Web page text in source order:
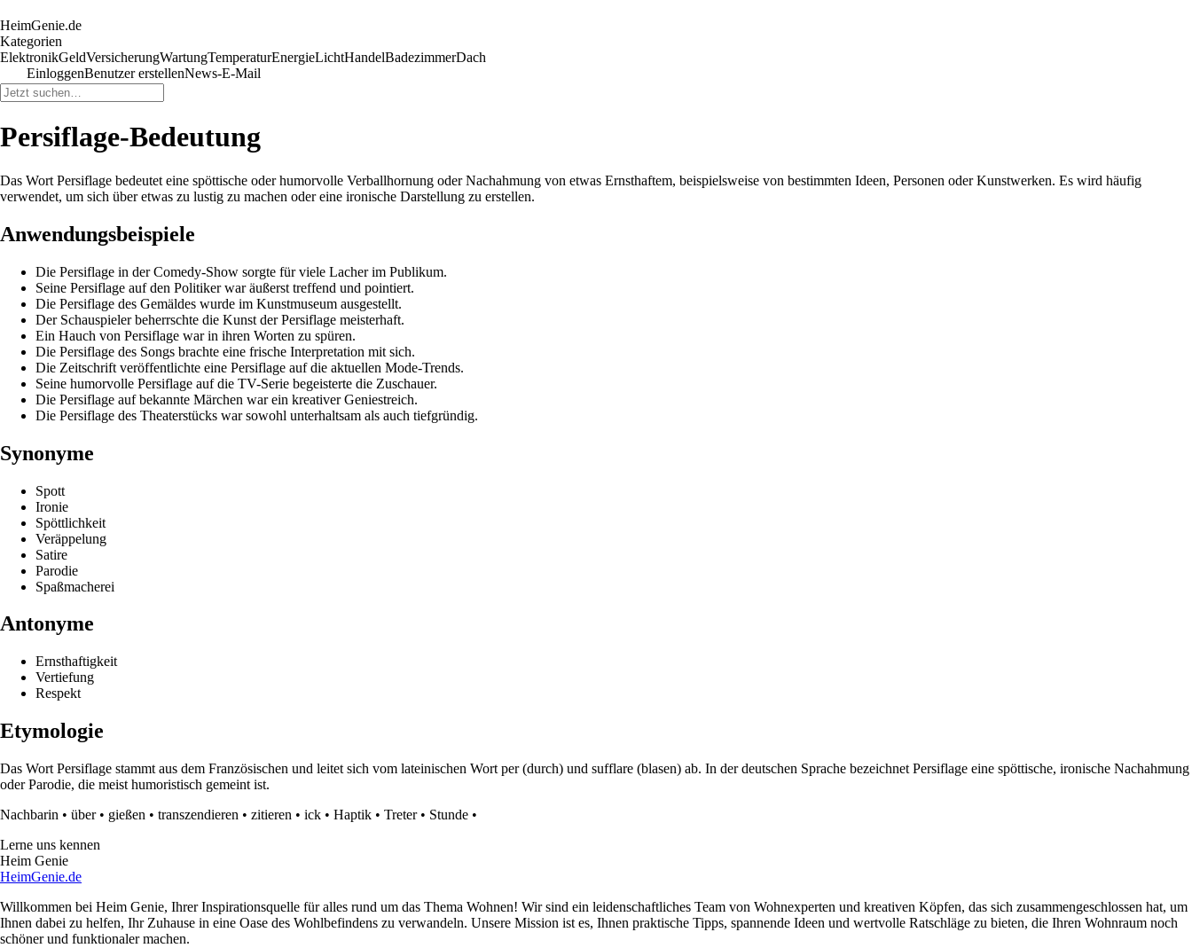
HeimGenie.de
Kategorien
ElektronikGeldVersicherungWartungTemperaturEnergieLichtHandelBadezimmerDach
EinloggenBenutzer erstellenNews-E-Mail
Persiflage-Bedeutung
Das Wort Persiflage bedeutet eine spöttische oder humorvolle Verballhornung oder Nachahmung von etwas Ernsthaftem, beispielsweise von bestimmten Ideen, Personen oder Kunstwerken. Es wird häufig
verwendet, um sich über etwas zu lustig zu machen oder eine ironische Darstellung zu erstellen.
Anwendungsbeispiele
Die Persiflage in der Comedy-Show sorgte für viele Lacher im Publikum.
Seine Persiflage auf den Politiker war äußerst treffend und pointiert.
Die Persiflage des Gemäldes wurde im Kunstmuseum ausgestellt.
Der Schauspieler beherrschte die Kunst der Persiflage meisterhaft.
Ein Hauch von Persiflage war in ihren Worten zu spüren.
Die Persiflage des Songs brachte eine frische Interpretation mit sich.
Die Zeitschrift veröffentlichte eine Persiflage auf die aktuellen Mode-Trends.
Seine humorvolle Persiflage auf die TV-Serie begeisterte die Zuschauer.
Die Persiflage auf bekannte Märchen war ein kreativer Geniestreich.
Die Persiflage des Theaterstücks war sowohl unterhaltsam als auch tiefgründig.
Synonyme
Spott
Ironie
Spöttlichkeit
Veräppelung
Satire
Parodie
Spaßmacherei
Antonyme
Ernsthaftigkeit
Vertiefung
Respekt
Etymologie
Das Wort Persiflage stammt aus dem Französischen und leitet sich vom lateinischen Wort per (durch) und sufflare (blasen) ab. In der deutschen Sprache bezeichnet Persiflage eine spöttische, ironische Nachahmung
oder Parodie, die meist humoristisch gemeint ist.
Nachbarin • über• gießen • transzendieren • zitieren • ick • Haptik • Treter• Stunde •
Lerne uns kennen
Heim Genie
HeimGenie.de
Willkommen bei Heim Genie, Ihrer Inspirationsquelle für alles rund um das Thema Wohnen! Wir sind ein leidenschaftliches Team von Wohnexperten und kreativen Köpfen, das sich zusammengeschlossen hat, um
Ihnen dabei zu helfen, Ihr Zuhause in eine Oase des Wohlbefindens zu verwandeln. Unsere Mission ist es, Ihnen praktische Tipps, spannende Ideen und wertvolle Ratschläge zu bieten, die Ihren Wohnraum noch
schöner und funktionaler machen.